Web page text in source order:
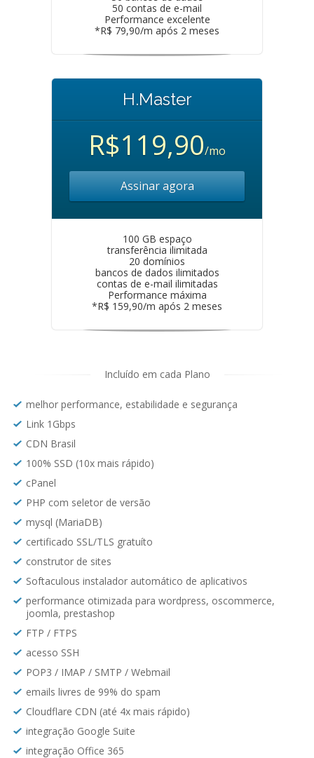
50 contas de e-mail
Performance excelente
*R$ 79,90/m após 2 meses
H.Master
R$119,90/mo
Assinar agora
100 GB espaço
transferência ilimitada
20 domínios
bancos de dados ilimitados
contas de e-mail ilimitadas
Performance máxima
*R$ 159,90/m após 2 meses
Incluído em cada Plano
melhor performance, estabilidade e segurança
Link 1Gbps
CDN Brasil
100% SSD (10x mais rápido)
cPanel
PHP com seletor de versão
mysql (MariaDB)
certificado SSL/TLS gratuíto
construtor de sites
Softaculous instalador automático de aplicativos
performance otimizada para wordpress, oscommerce,
joomla, prestashop
FTP / FTPS
acesso SSH
POP3 / IMAP / SMTP / Webmail
emails livres de 99% do spam
Cloudflare CDN (até 4x mais rápido)
integração Google Suite
integração Office 365